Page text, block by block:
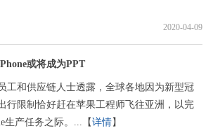
2020-04-09
或将成为PPT
工和供应链人士透露，全球各地因为新型冠
行限制恰好赶在苹果工程师飞往亚洲，以完
生产任务之际。...【详情】